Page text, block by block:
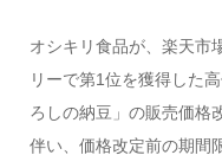
オシキリ食品が、楽天市
リーで第1位を獲得した
ろしの納豆」の販売価格
伴い、価格改定前の期間